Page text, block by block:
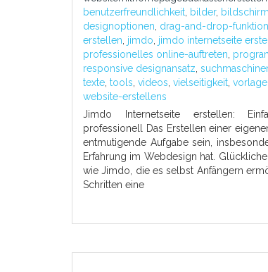
benutzerfreundlichkeit bilder,
designoptionen drag-and-drop-
erstellen jimdo jimdo internetseite
professionelles online-auftreten
responsive designansatz
texte tools videos vielseitigkeit
website-erstellens
Jimdo Internetseite erstellen:
professionell Das Erstellen einer
entmutigende Aufgabe sein,
Erfahrung im Webdesign hat.
wie Jimdo, die es selbst Anfängern
Schritten eine